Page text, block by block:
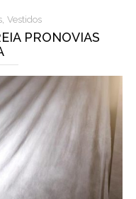
, Vestidos
PRONOVIAS